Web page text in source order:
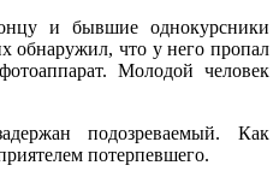
и бывшие однокурсники
обнаружил, что у него пропал
Молодой человек
подозреваемый. Как
потерпевшего.